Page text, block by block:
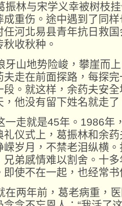
林与宋学义幸被树枝
成重伤。途中遇到了同
任河北易县青年抗日救
秋收秋种。
山地势险峻，攀崖而
夫走在前面探路，每探
段。就这样，余药夫安
，他没有留下姓名就走了
走就是45年。1986年
礼仪式上，葛振林和余
嵘岁月，不禁老泪纵横
兄弟感情难以割舍。十
即使不在一起，也经常
两年前，葛老病重，